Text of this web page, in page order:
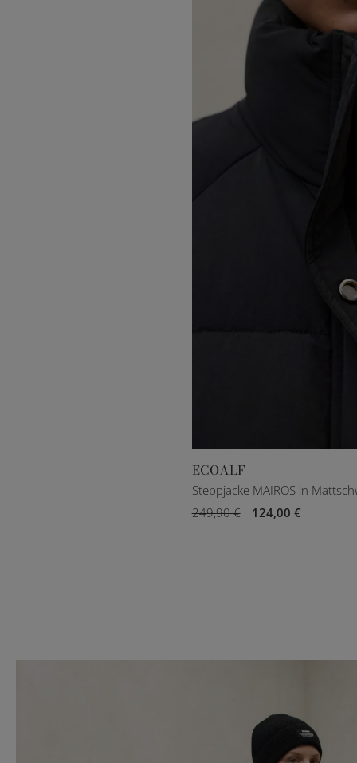
XXXS
ECOALF
Steppjacke MAIROS in
249,90 €
124,00 €